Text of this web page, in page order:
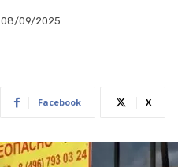
08/09/2025
Facebook X